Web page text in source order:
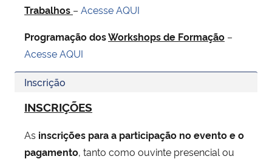
Trabalhos – Acesse AQUI
Programação dosWorkshops de Formação –
Acesse AQUI
Inscrição
INSCRIÇÕES
As inscrições para a participação no evento e o
pagamento, tanto como ouvinte presencial ou